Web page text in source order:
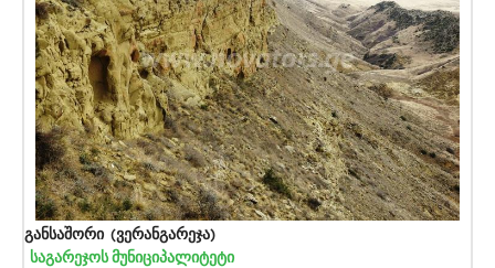
განსაშორი (ვერანგარეჯა)
საგარეჯოს მუნიციპალიტეტი